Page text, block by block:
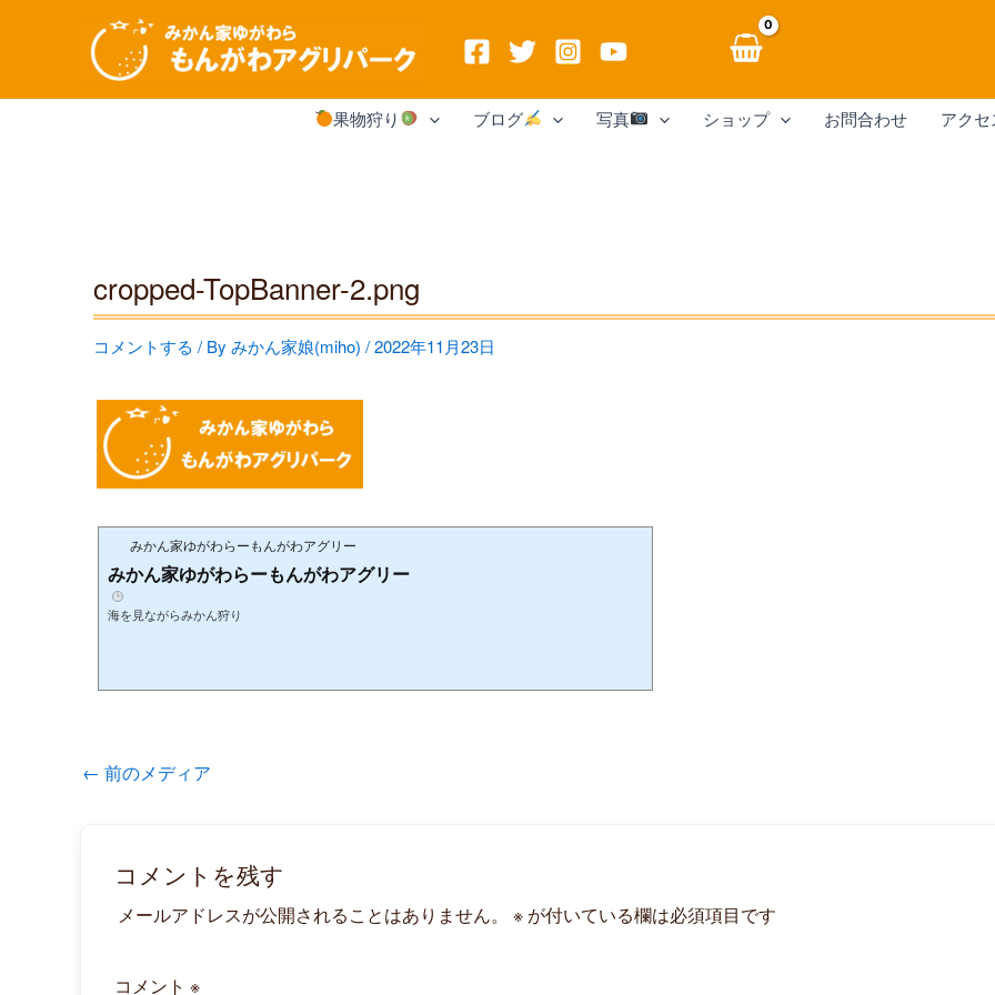
内
果物狩り ブログ 写真 ショップ お問合わせ アクセ
cropped-TopBanner-2.png
コメントする / By みかん家娘(miho) /2022年11月23日
みかん家ゆがわらーもんがわアグリー
みかん家ゆがわらーもんがわアグリー
海を見ながらみかん狩り
← 前のメディア
コメントを残す
メールアドレスが公開されることはありません。 ※ が付いている欄は必須項目です
コメント ※